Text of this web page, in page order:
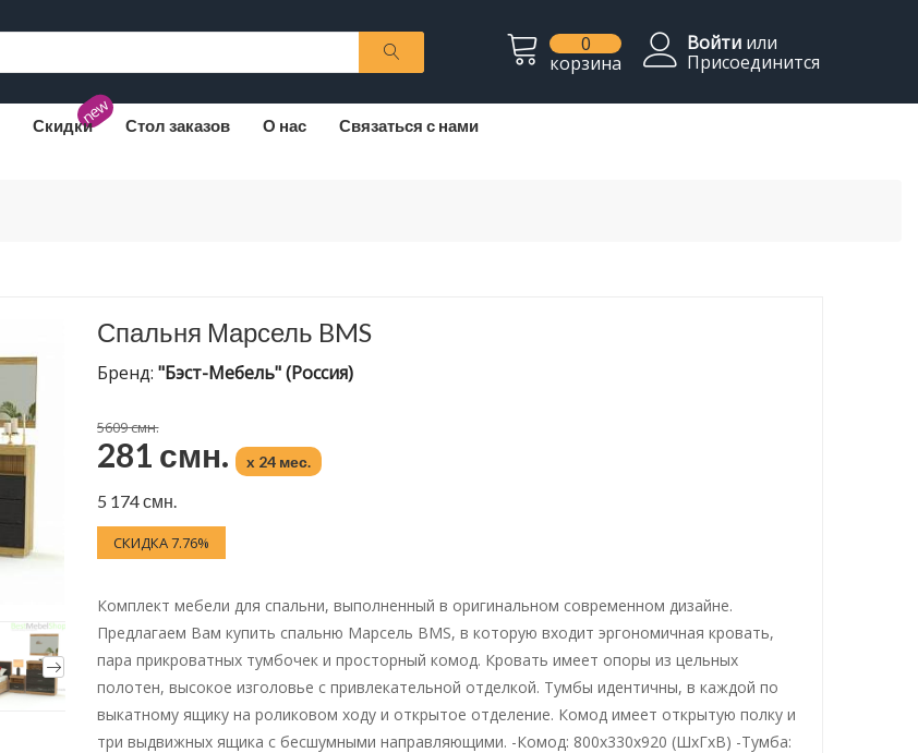
0
корзина
Войти или
Присоединится
new
Скидки Стол заказов О нас Связаться с нами
Спальня Марсель BMS
Бренд: "Бэст-Мебель" (Россия)
5609 смн.
281 смн. x 24 мес.
5 174 смн.
СКИДКА 7.76%
Комплект мебели для спальни, выполненный в оригинальном современном дизайне.
Предлагаем Вам купить спальню Марсель BMS, в которую входит эргономичная кровать,
пара прикроватных тумбочек и просторный комод. Кровать имеет опоры из цельных
полотен, высокое изголовье с привлекательной отделкой. Тумбы идентичны, в каждой по
выкатному ящику на роликовом ходу и открытое отделение. Комод имеет открытую полку и
три выдвижных ящика с бесшумными направляющими. -Комод: 800х330х920 (ШхГхВ) -Тумба: